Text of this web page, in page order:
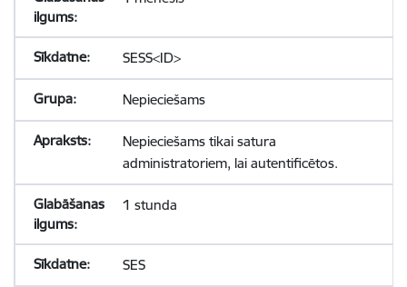
SESS<ID>
Nepieciešams
Nepieciešams tikai satura
administratoriem, lai autentificētos.
1 stunda
SES